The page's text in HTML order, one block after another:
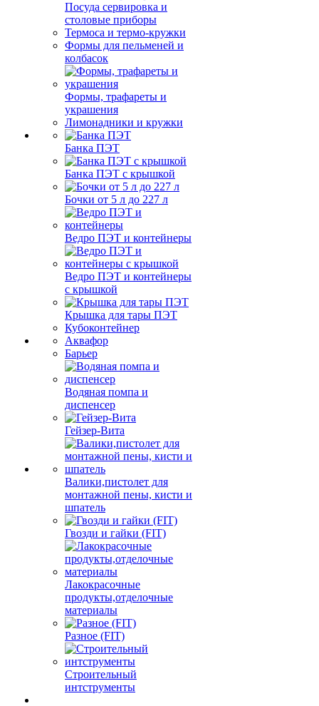
Посуда сервировка и
столовые приборы
Термоса и термо-кружки
Формы для пельменей и
колбасок
Формы, трафареты и
украшения
Лимонадники и кружки
Банка ПЭТ
Банка ПЭТ с крышкой
Бочки от 5 л до 227 л
Ведро ПЭТ и контейнеры
Ведро ПЭТ и контейнеры
с крышкой
Крышка для тары ПЭТ
Кубоконтейнер
Аквафор
Барьер
Водяная помпа и
диспенсер
Гейзер-Вита
Валики,пистолет для
монтажной пены, кисти и
шпатель
Гвозди и гайки (FIT)
Лакокрасочные
продукты,отделочные
материалы
Разное (FIT)
Строительный
интструменты